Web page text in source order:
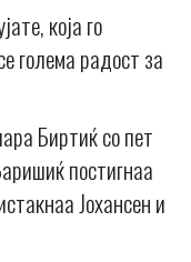
која го
голема радост за
Биртиќ со пет
постигнаа
Јохансен и